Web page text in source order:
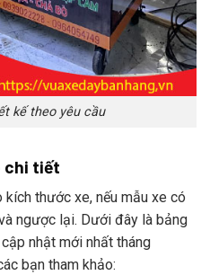
kế theo yêu cầu
chi tiết
kích thước xe, nếu mẫu xe có
ngược lại. Dưới đây là bảng
nhật mới nhất tháng
bạn tham khảo: